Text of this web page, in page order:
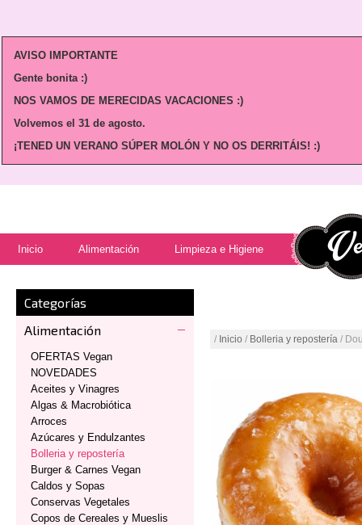
AVISO IMPORTANTE
Gente bonita :)
NOS VAMOS DE MERECIDAS VACACIONES :)
Volvemos el 31 de agosto.
¡TENED UN VERANO SÚPER MOLÓN Y NO OS DERRITÁIS! :)
Inicio Alimentación Limpieza e Higiene
Categorías
Alimentación
OFERTAS Vegan
NOVEDADES
Aceites y Vinagres
Algas & Macrobiótica
Arroces
Azúcares y Endulzantes
Bolleria y repostería
Burger & Carnes Vegan
Caldos y Sopas
Conservas Vegetales
Copos de Cereales y Mueslis
/ Inicio / Bolleria y repostería /